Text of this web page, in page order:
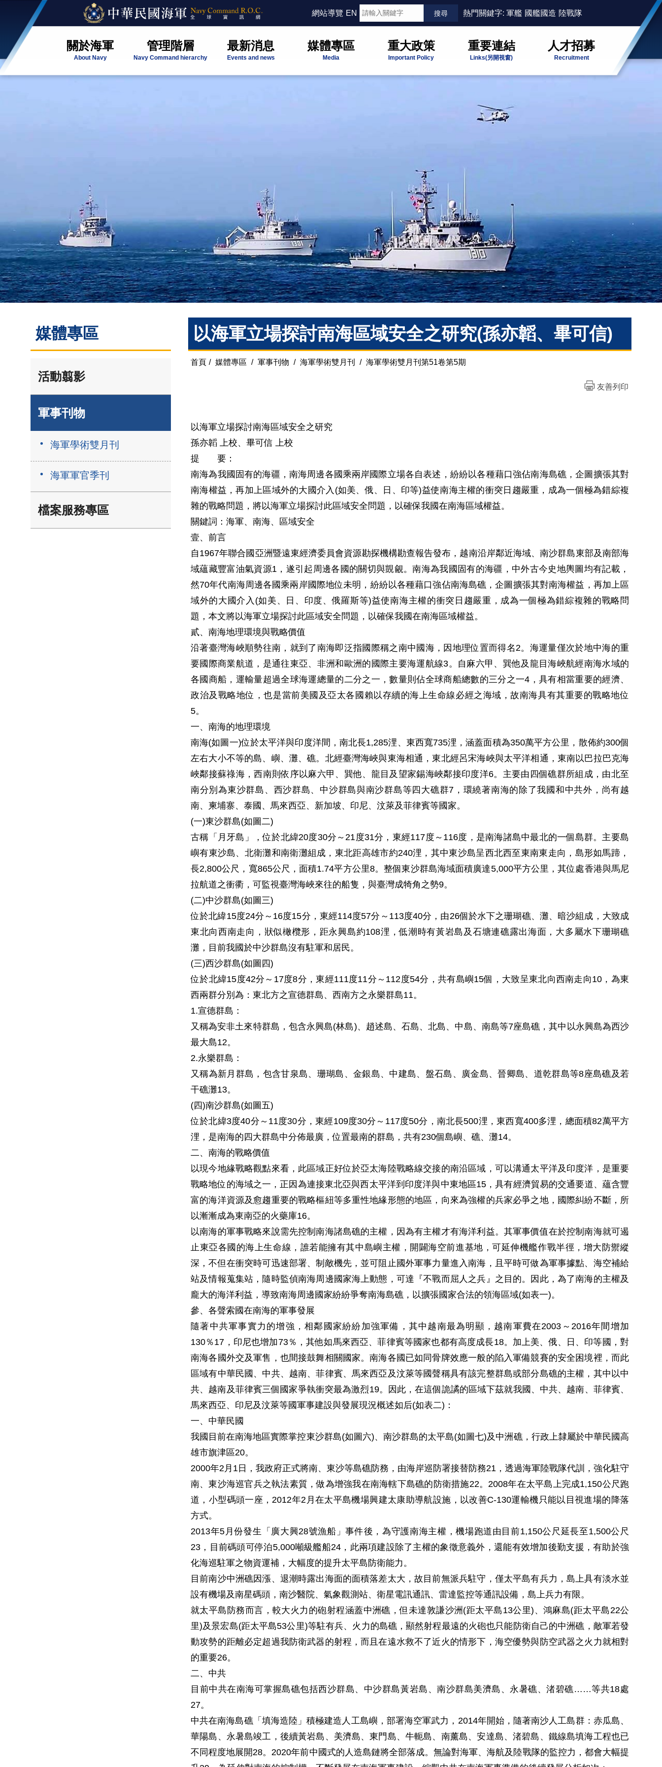
網站導覽 EN 熱門關鍵字: 軍艦 國艦國造 陸戰隊
關於海軍
About Navy
管理階層
Navy Command hierarchy
最新消息
Events and news
媒體專區
Media
重大政策
Important Policy
重要連結
Links(另開視窗)
人才招募
Recruitment
媒體專區
活動翦影
軍事刊物
海軍學術雙月刊
海軍軍官季刊
檔案服務專區
以海軍立場探討南海區域安全之研究(孫亦韜、畢可信)
首頁 / 媒體專區 / 軍事刊物 / 海軍學術雙月刊 / 海軍學術雙月刊第51卷第5期
友善列印
以海軍立場探討南海區域安全之研究
孫亦韜 上校、畢可信 上校
提 要：
南海為我國固有的海疆，南海周邊各國乘兩岸國際立場各自表述，紛紛以各種藉口強佔南海島礁，企圖擴張其對
南海權益，再加上區域外的大國介入(如美、俄、日、印等)益使南海主權的衝突日趨嚴重，成為一個極為錯綜複
雜的戰略問題，將以海軍立場探討此區域安全問題，以確保我國在南海區域權益。
關鍵詞：海軍、南海、區域安全
壹、前言
自1967年聯合國亞洲暨遠東經濟委員會資源勘探機構勘查報告發布，越南沿岸鄰近海域、南沙群島東部及南部海
域蘊藏豐富油氣資源1，遂引起周邊各國的關切與覬覦。南海為我國固有的海疆，中外古今史地輿圖均有記載，
然70年代南海周邊各國乘兩岸國際地位未明，紛紛以各種藉口強佔南海島礁，企圖擴張其對南海權益，再加上區
域外的大國介入(如美、日、印度、俄羅斯等)益使南海主權的衝突日趨嚴重，成為一個極為錯綜複雜的戰略問
題，本文將以海軍立場探討此區域安全問題，以確保我國在南海區域權益。
貳、南海地理環境與戰略價值
沿著臺灣海峽順勢往南，就到了南海即泛指國際稱之南中國海，因地理位置而得名2。海運量僅次於地中海的重
要國際商業航道，是通往東亞、非洲和歐洲的國際主要海運航線3。自麻六甲、巽他及龍目海峽航經南海水域的
各國商船，運輸量超過全球海運總量的二分之一，數量則佔全球商船總數的三分之一4，具有相當重要的經濟、
政治及戰略地位，也是當前美國及亞太各國賴以存續的海上生命線必經之海域，故南海具有其重要的戰略地位
5。
一、南海的地理環境
南海(如圖一)位於太平洋與印度洋間，南北長1,285浬、東西寬735浬，涵蓋面積為350萬平方公里，散佈約300個
左右大小不等的島、嶼、灘、礁。北經臺灣海峽與東海相通，東北經呂宋海峽與太平洋相通，東南以巴拉巴克海
峽鄰接蘇祿海，西南則依序以麻六甲、巽他、龍目及望家錫海峽鄰接印度洋6。主要由四個礁群所組成，由北至
南分別為東沙群島、西沙群島、中沙群島與南沙群島等四大礁群7，環繞著南海的除了我國和中共外，尚有越
南、柬埔寨、泰國、馬來西亞、新加坡、印尼、汶萊及菲律賓等國家。
(一)東沙群島(如圖二)
古稱「月牙島」，位於北緯20度30分～21度31分，東經117度～116度，是南海諸島中最北的一個島群。主要島
嶼有東沙島、北衛灘和南衛灘組成，東北距高雄市約240浬，其中東沙島呈西北西至東南東走向，島形如馬蹄，
長2,800公尺，寬865公尺，面積1.74平方公里8。整個東沙群島海域面積廣達5,000平方公里，其位處香港與馬尼
拉航道之衝衢，可監視臺灣海峽來往的船隻，與臺灣成犄角之勢9。
(二)中沙群島(如圖三)
位於北緯15度24分～16度15分，東經114度57分～113度40分，由26個於水下之珊瑚礁、灘、暗沙組成，大致成
東北向西南走向，狀似橄欖形，距永興島約108浬，低潮時有黃岩島及石塘連礁露出海面，大多屬水下珊瑚礁
灘，目前我國於中沙群島沒有駐軍和居民。
(三)西沙群島(如圖四)
位於北緯15度42分～17度8分，東經111度11分～112度54分，共有島嶼15個，大致呈東北向西南走向10，為東
西兩群分別為：東北方之宣德群島、西南方之永樂群島11。
1.宣德群島：
又稱為安非土來特群島，包含永興島(林島)、趙述島、石島、北島、中島、南島等7座島礁，其中以永興島為西沙
最大島12。
2.永樂群島：
又稱為新月群島，包含甘泉島、珊瑚島、金銀島、中建島、盤石島、廣金島、晉卿島、道乾群島等8座島礁及若
干礁灘13。
(四)南沙群島(如圖五)
位於北緯3度40分～11度30分，東經109度30分～117度50分，南北長500浬，東西寬400多浬，總面積82萬平方
浬，是南海的四大群島中分佈最廣，位置最南的群島，共有230個島嶼、礁、灘14。
二、南海的戰略價值
以現今地緣戰略觀點來看，此區域正好位於亞太海陸戰略線交接的南沿區域，可以溝通太平洋及印度洋，是重要
戰略地位的海域之一，正因為連接東北亞與西太平洋到印度洋與中東地區15，具有經濟貿易的交通要道、蘊含豐
富的海洋資源及愈趨重要的戰略樞紐等多重性地緣形態的地區，向來為強權的兵家必爭之地，國際糾紛不斷，所
以漸漸成為東南亞的火藥庫16。
以南海的軍事戰略來說需先控制南海諸島礁的主權，因為有主權才有海洋利益。其軍事價值在於控制南海就可遏
止東亞各國的海上生命線，誰若能擁有其中島嶼主權，開闢海空前進基地，可延伸機艦作戰半徑，增大防禦縱
深，不但在衝突時可迅速部署、制敵機先，並可阻止國外軍事力量進入南海，且平時可做為軍事據點、海空補給
站及情報蒐集站，隨時監偵南海周邊國家海上動態，可達『不戰而屈人之兵』之目的。因此，為了南海的主權及
龐大的海洋利益，導致南海周邊國家紛紛爭奪南海島礁，以擴張國家合法的領海區域(如表一)。
參、各聲索國在南海的軍事發展
隨著中共軍事實力的增強，相鄰國家紛紛加強軍備，其中越南最為明顯，越南軍費在2003～2016年間增加
130％17，印尼也增加73％，其他如馬來西亞、菲律賓等國家也都有高度成長18。加上美、俄、日、印等國，對
南海各國外交及軍售，也間接鼓舞相關國家。南海各國已如同骨牌效應一般的陷入軍備競賽的安全困境裡，而此
區域有中華民國、中共、越南、菲律賓、馬來西亞及汶萊等國聲稱具有該完整群島或部分島礁的主權，其中以中
共、越南及菲律賓三個國家爭執衝突最為激烈19。因此，在這個詭譎的區域下茲就我國、中共、越南、菲律賓、
馬來西亞、印尼及汶萊等國軍事建設與發展現況概述如后(如表二)：
一、中華民國
我國目前在南海地區實際掌控東沙群島(如圖六)、南沙群島的太平島(如圖七)及中洲礁，行政上隸屬於中華民國高
雄市旗津區20。
2000年2月1日，我政府正式將南、東沙等島礁防務，由海岸巡防署接替防務21，透過海軍陸戰隊代訓，強化駐守
南、東沙海巡官兵之執法素質，做為增強我在南海轄下島礁的防衛措施22。2008年在太平島上完成1,150公尺跑
道，小型碼頭一座，2012年2月在太平島機場興建太康助導航設施，以改善C-130運輸機只能以目視進場的降落
方式。
2013年5月份發生「廣大興28號漁船」事件後，為守護南海主權，機場跑道由目前1,150公尺延長至1,500公尺
23，目前碼頭可停泊5,000噸級艦船24，此兩項建設除了主權的象徵意義外，還能有效增加後勤支援，有助於強
化海巡駐軍之物資運補，大幅度的提升太平島防衛能力。
目前南沙中洲礁因漲、退潮時露出海面的面積落差太大，故目前無派兵駐守，僅太平島有兵力，島上具有淡水並
設有機場及南星碼頭，南沙醫院、氣象觀測站、衛星電訊通訊、雷達監控等通訊設備，島上兵力有限。
就太平島防務而言，較大火力的砲射程涵蓋中洲礁，但未達敦謙沙洲(距太平島13公里)、鴻麻島(距太平島22公
里)及景宏島(距太平島53公里)等駐有兵、火力的島礁，顯然射程最遠的火砲也只能防衛自己的中洲礁，敵軍若發
動攻勢的距離必定超過我防衛武器的射程，而且在遠水救不了近火的情形下，海空優勢與防空武器之火力就相對
的重要26。
二、中共
目前中共在南海可掌握島礁包括西沙群島、中沙群島黃岩島、南沙群島美濟島、永暑礁、渚碧礁……等共18處
27。
中共在南海島礁「填海造陸」積極建造人工島嶼，部署海空軍武力，2014年開始，隨著南沙人工島群：赤瓜島、
華陽島、永暑島竣工，後續黃岩島、美濟島、東門島、牛軛島、南薰島、安達島、渚碧島、鐵線島填海工程也已
不同程度地展開28。2020年前中國式的人造島鏈將全部落成。無論對海軍、海航及陸戰隊的監控力，都會大幅提